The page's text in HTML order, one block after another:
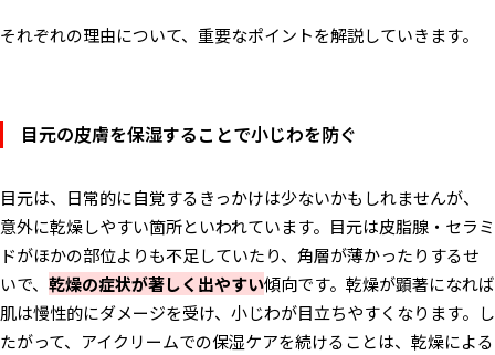
それぞれの理由について、重要なポイントを解説していきます。
目元の皮膚を保湿することで小じわを防ぐ
目元は、日常的に自覚するきっかけは少ないかもしれませんが、
意外に乾燥しやすい箇所といわれています。目元は皮脂腺・セラミ
ドがほかの部位よりも不足していたり、角層が薄かったりするせ
いで、 乾燥の症状が著しく出やすい傾向です。乾燥が顕著になれば
肌は慢性的にダメージを受け、小じわが目立ちやすくなります。し
たがって、アイクリームでの保湿ケアを続けることは、乾燥による